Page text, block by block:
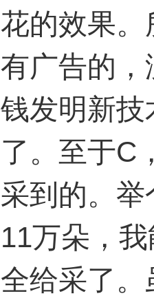
花的效果
有广告的
钱发明新
了。至于C
采到的。
11万朵，
全给采了